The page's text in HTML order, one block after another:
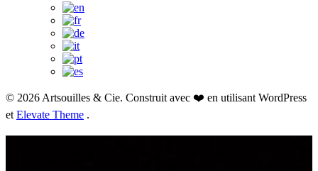
© 2026 Artsouilles & Cie. Construit avec ❤️ en utilisant WordPress
et Elevate Theme .